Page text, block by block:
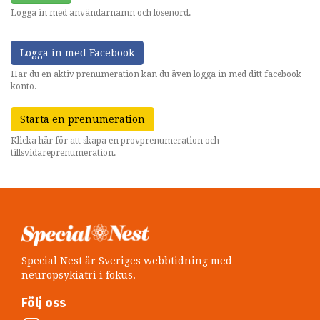
Logga in med användarnamn och lösenord.
Logga in med Facebook
Har du en aktiv prenumeration kan du även logga in med ditt facebook
konto.
Starta en prenumeration
Klicka här för att skapa en provprenumeration och
tillsvidareprenumeration.
Special Nest är Sveriges webbtidning med
neuropsykiatri i fokus.
Följ oss